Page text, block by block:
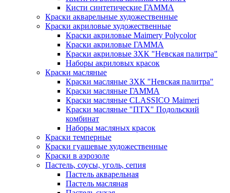
Кисти синтетические ГАММА
Краски акварельные художественные
Краски акриловые художественные
Краски акриловые Maimery Polycolor
Краски акриловые ГАММА
Краски акриловые ЗХК "Невская палитра"
Наборы акриловых красок
Краски масляные
Краски масляные ЗХК "Невская палитра"
Краски масляные ГАММА
Краски масляные CLASSICO Maimeri
Краски масляные "ПТХ" Подольский
комбинат
Наборы масляных красок
Краски темперные
Краски гуашевые художественные
Краски в аэрозоле
Пастель, соусы, уголь, сепия
Пастель акварельная
Пастель масляная